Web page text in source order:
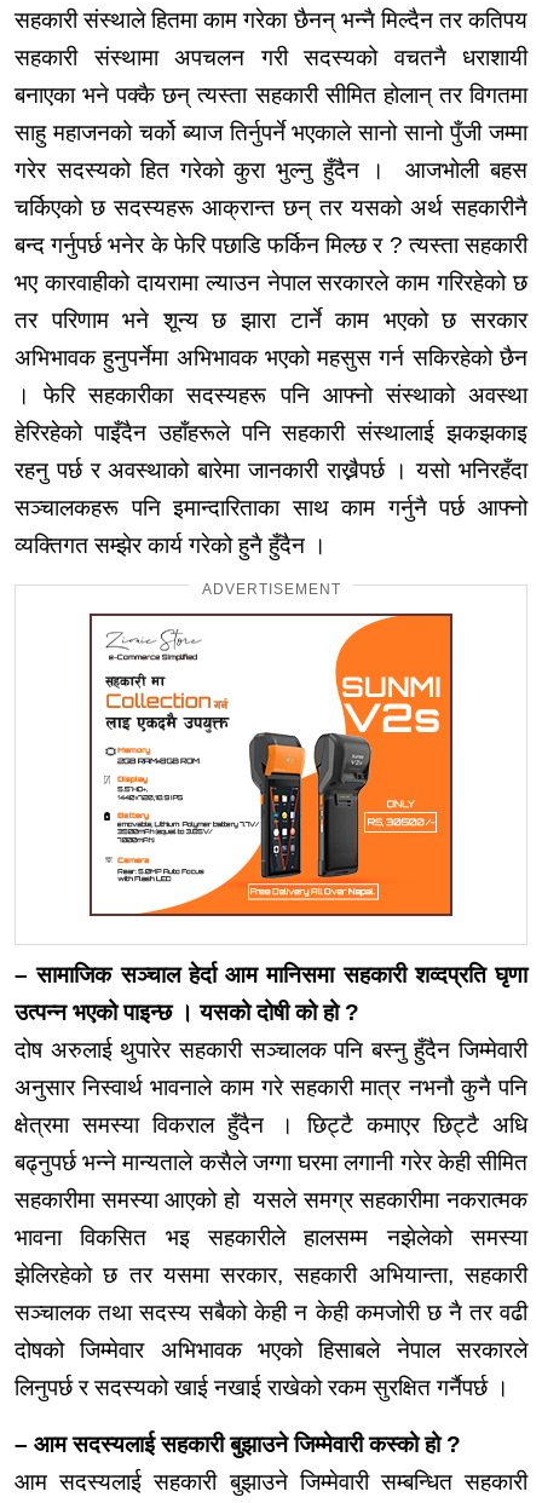
सहकारी संस्थाले हितमा काम गरेका छैनन् भन्नै मिल्दैन तर कतिपय
सहकारी संस्थामा अपचलन गरी सदस्यकोवचतनै
धराशायी
बनाएका भने पक्कै छन् त्यस्ता सहकारी सीमित होलान् तर विगतमा
साहु महाजनको चर्को ब्याज तिर्नुपर्ने भएकाले सानो सानो पुँजी जम्मा
गरेर सदस्यको हित गरेको कुरा भुल्नु हुँदैन । आजभोली बहस
चर्किएको छ सदस्यहरू आक्रान्त छन् तर यसको अर्थसहकारीनै
बन्द गर्नुपर्छ भनेर के फेरि पछाडि फर्किन मिल्छ र ? त्यस्ता सहकारी
भए कारवाहीको दायरामा ल्याउन नेपाल सरकारले काम गरिरहेको छ
तर परिणाम भने शून्य छ झारा टार्ने काम भएको छ सरकार
अभिभावक हुनुपर्नेमा अभिभावक भएको महसुस गर्न सकिरहेको छैन
। फेरि सहकारीका सदस्यहरू पनि आफ्नो संस्थाको अवस्था
हेरिरहेको पाइँदैन उहाँहरूले पनि सहकारी संस्थालाई झकझकाइ
रहनु पर्छ र अवस्थाको बारेमा जानकारी राख्नैपर्छ । यसो भनिरहँदा
सञ्चालकहरू पनि इमान्दारिताका साथ कामगर्नुनैपर्छ आफ्नो
व्यक्तिगत सम्झेर कार्य गरेको हुनै हुँदैन ।
ADVERTISEMENT
– सामाजिकसञ्चालहेर्दा आम मानिसमा सहकारीशव्दप्रतिघृणा
उत्पन्न भएको पाइन्छ । यसको दोषी को हो ?
दोष अरुलाई थुपारेर सहकारी सञ्चालक पनि बस्नु हुँदैन जिम्मेवारी
अनुसार निस्वार्थ भावनाले काम गरे सहकारी मात्र नभनौ कुनै पनि
क्षेत्रमा समस्या विकराल हुँदैन । छिट्टै कमाएर छिट्टै अधि
बढ्नुपर्छ भन्ने मान्यताले कसैले जग्गा घरमा लगानी गरेर केही सीमित
सहकारीमा समस्या आएको हो यसले समग्र सहकारीमा नकरात्मक
भावना विकसित भइ सहकारीले हालसम्म नझेलेको समस्या
झेलिरहेको छ तर यसमा सरकार, सहकारी अभियान्ता, सहकारी
सञ्चालक तथा सदस्य सबैको केही न केही कमजोरी छ नै तर वढी
दोषको जिम्मेवार अभिभावक भएको हिसाबले नेपाल सरकारले
लिनुपर्छ र सदस्यको खाई नखाई राखेको रकम सुरक्षित गर्नैपर्छ ।
– आम सदस्यलाई सहकारी बुझाउने जिम्मेवारीकस्कोहो ?
आम सदस्यलाई सहकारी बुझाउने जिम्मेवारी सम्बन्धित सहकारी